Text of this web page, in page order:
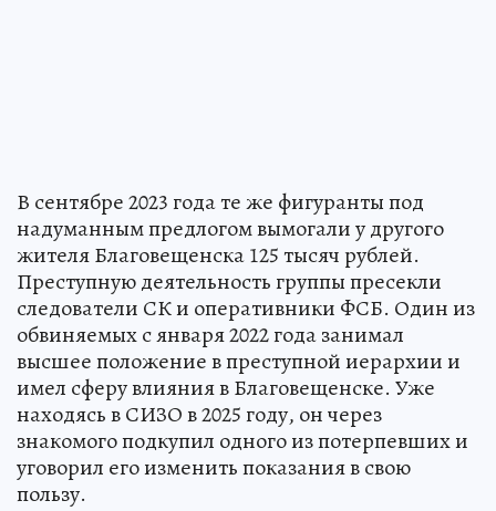
В сентябре 2023 года те же фигуранты под
надуманным предлогом вымогали у другого
жителя Благовещенска 125 тысяч рублей.
Преступную деятельность группы пресекли
следователи СК и оперативники ФСБ. Один из
обвиняемых с января 2022 года занимал
высшее положение в преступной иерархии и
имел сферу влияния в Благовещенске. Уже
находясь в СИЗО в 2025 году, он через
знакомого подкупил одного из потерпевших и
уговорил его изменить показания в свою
пользу.